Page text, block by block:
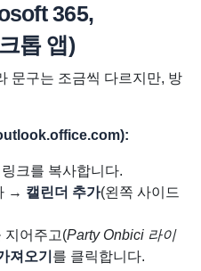
365,
톱 앱)
문구는 조금씩 다르지만, 방
크를 복사합니다.
→ 캘린더 추가(왼쪽 사이드
지어주고(Party Onbici 라이
져오기 를 클릭합니다.